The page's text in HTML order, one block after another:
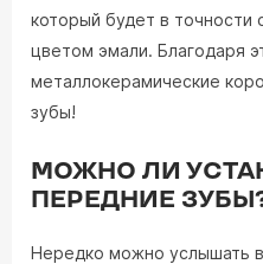
который будет в точности
цветом эмали. Благодаря
металлокерамические
зубы!
МОЖНО ЛИ
ПЕРЕДНИЕ
Нередко можно услышать